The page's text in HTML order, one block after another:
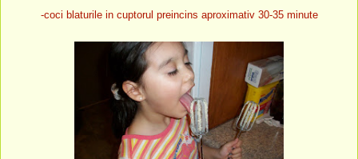
-coci blaturile in cuptorul preincins aproximativ 30-35 minute